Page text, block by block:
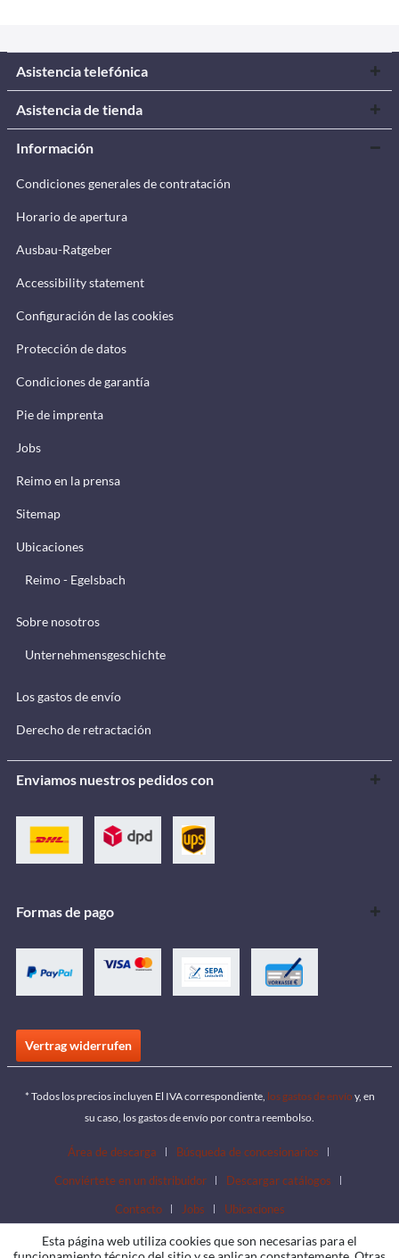
Asistencia telefónica
Asistencia de tienda
Información
Condiciones generales de contratación
Horario de apertura
Ausbau-Ratgeber
Accessibility statement
Configuración de las cookies
Protección de datos
Condiciones de garantía
Pie de imprenta
Jobs
Reimo en la prensa
Sitemap
Ubicaciones
Reimo - Egelsbach
Sobre nosotros
Unternehmensgeschichte
Los gastos de envío
Derecho de retractación
Enviamos nuestros pedidos con
Formas de pago
Vertrag widerrufen
* Todos los precios incluyen El IVA correspondiente, los gastos de envío y, en
su caso, los gastos de envío por contra reembolso.
Área de descarga
Búsqueda de concesionarios
Conviértete en un distribuidor
Descargar catálogos
Contacto
Jobs Ubicaciones
Esta página web utiliza cookies que son necesarias para el